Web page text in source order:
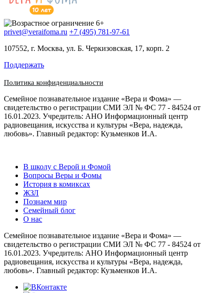
privet@veraifoma.ru +7 (495) 781-97-61
107552, г. Москва, ул. Б. Черкизовская, 17, корп. 2
Поддержать
Политика конфиденциальности
Семейное познавательное издание «Вера и Фома» —
свидетельство о регистрации СМИ ЭЛ № ФС 77 - 84524 от
16.01.2023. Учредитель: АНО Информационный центр
радиовещания, искусства и культуры «Вера, надежда,
любовь». Главный редактор: Кузьменков И.А.
В школу с Верой и Фомой
Вопросы Веры и Фомы
История в комиксах
ЖЗЛ
Познаем мир
Семейный блог
О нас
Семейное познавательное издание «Вера и Фома» —
свидетельство о регистрации СМИ ЭЛ № ФС 77 - 84524 от
16.01.2023. Учредитель: АНО Информационный центр
радиовещания, искусства и культуры «Вера, надежда,
любовь». Главный редактор: Кузьменков И.А.